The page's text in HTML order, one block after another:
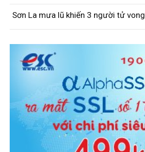
Sơn La mưa lũ khiến 3 người tử vong